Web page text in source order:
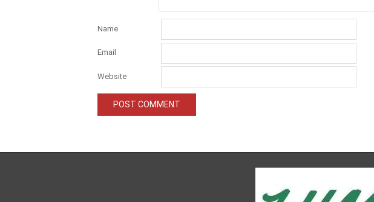
Name
Email
Website